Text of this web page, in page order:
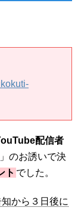
配信者
」のお誘いで決
ト でした。
から３日後に